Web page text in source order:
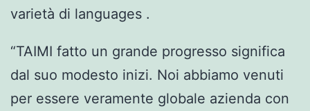
varietà di languages ​​.
“TAIMI fatto un grande progresso significa
dal suo modesto inizi. Noi abbiamo venuti
per essere veramente globale azienda con